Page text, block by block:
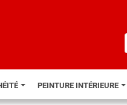
PEINTURE INTÉRIEURE